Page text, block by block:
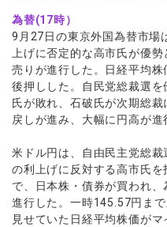
為替(17時）
9月27日の東京外国為替市場
上げに否定的な高市氏が優
売りが進行した。日経平均
後押しした。自民党総裁選
氏が敗れ、石破氏が次期総
戻しが進み、大幅に円高が進
米ドル円は、自由民主党総
の利上げに反対する高市氏
で、日本株・債券が買われ
進行した。一時145.57円ま
見せていた日経平均株価が